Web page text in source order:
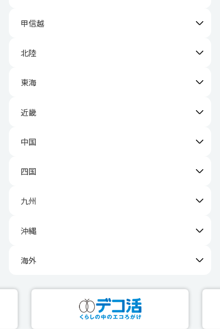
甲信越
北陸
東海
近畿
中国
四国
九州
沖縄
海外